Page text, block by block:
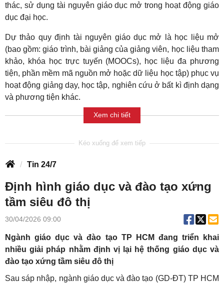
thác, sử dụng tài nguyên giáo dục mở trong hoạt động giáo
dục đại học.
Dự thảo quy định tài nguyên giáo dục mở là học liệu mở
(bao gồm: giáo trình, bài giảng của giảng viên, học liệu tham
khảo, khóa học trực tuyến (MOOCs), học liệu đa phương
tiện, phần mềm mã nguồn mở hoặc dữ liệu học tập) phục vụ
hoạt động giảng dạy, học tập, nghiên cứu ở bất kì định dạng
và phương tiện khác.
Xem chi tiết
Tin 24/7
Định hình giáo dục và đào tạo xứng
tầm siêu đô thị
30/04/2026 09:00
Ngành giáo dục và đào tạo TP HCM đang triển khai
nhiều giải pháp nhằm định vị lại hệ thống giáo dục và
đào tạo xứng tầm siêu đô thị
Sau sáp nhập, ngành giáo dục và đào tạo (GD-ĐT) TP HCM